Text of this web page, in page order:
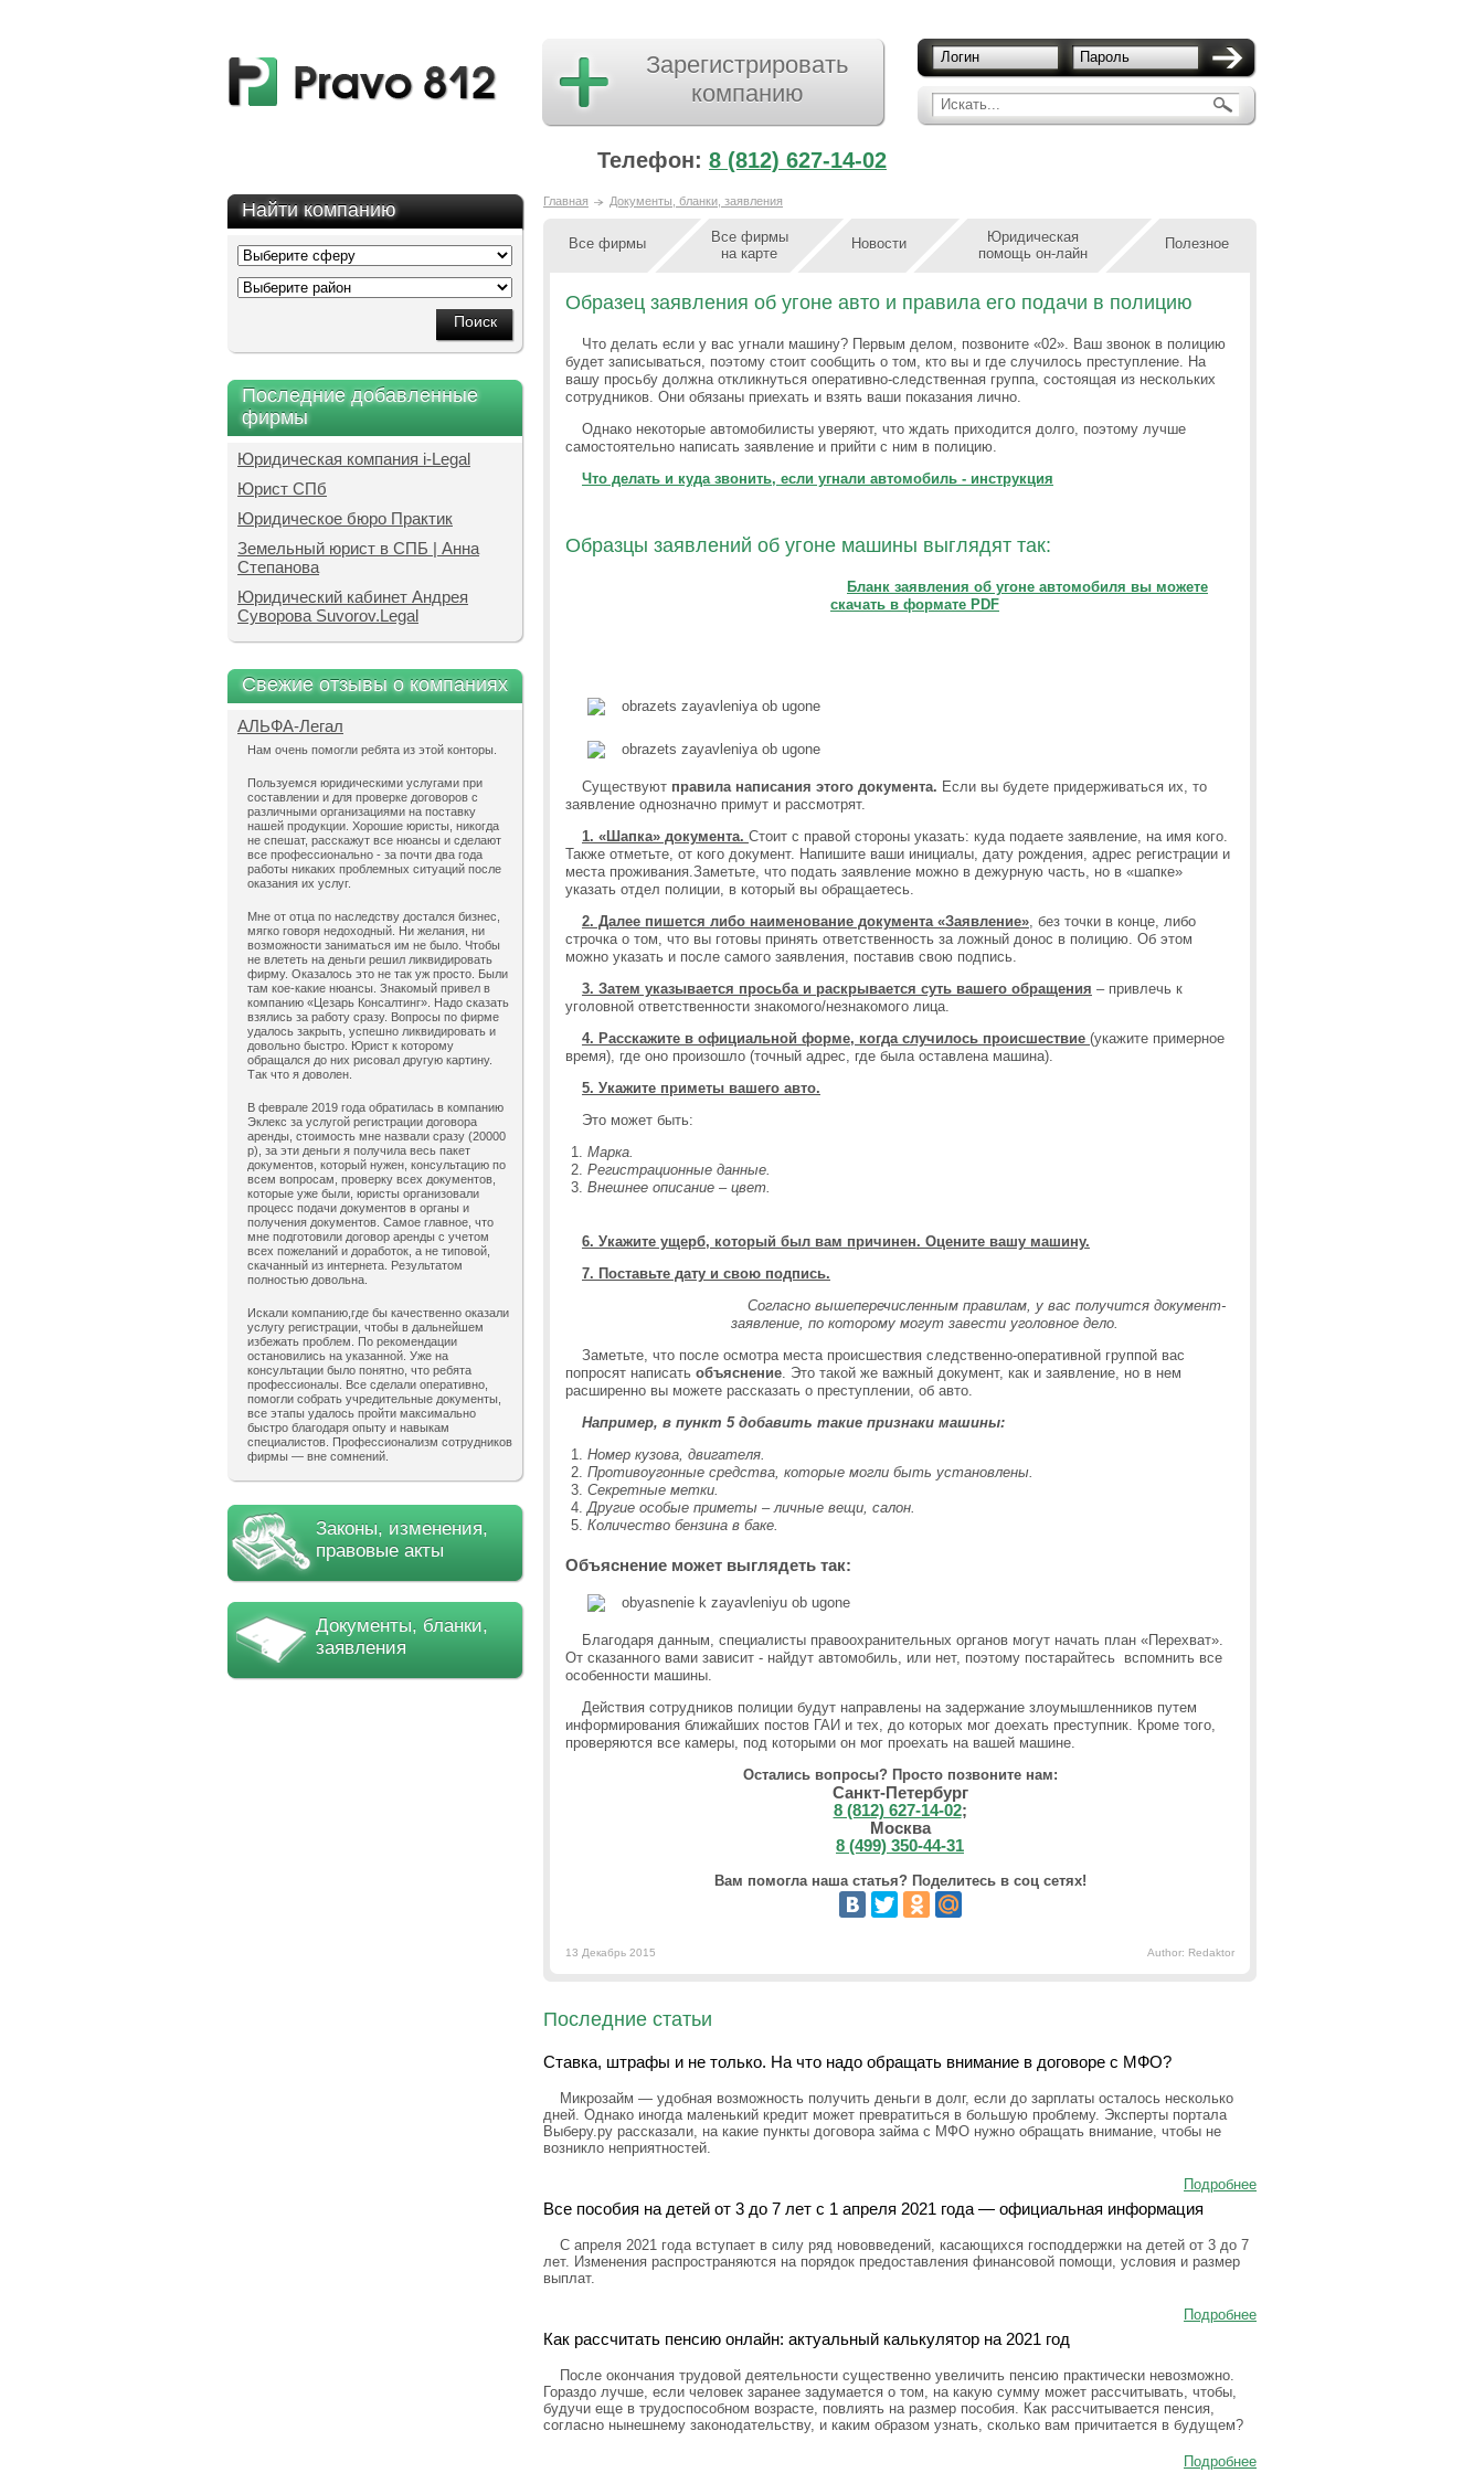
Искать...
Логин Пароль
Зарегистрировать
компанию
Телефон: 8 (812) 627-14-02
Найти компанию
Последние добавленные
фирмы
Юридическая компания i-Legal
Юрист СПб
Юридическое бюро Практик
Земельный юрист в СПБ | Анна
Степанова
Юридический кабинет Андрея
Суворова Suvorov.Legal
Свежие отзывы о компаниях
АЛЬФА-Легал
Нам очень помогли ребята из этой конторы.
Пользуемся юридическими услугами при
составлении и для проверке договоров с
различными организациями на поставку
нашей продукции. Хорошие юристы, никогда
не спешат, расскажут все нюансы и сделают
все профессионально - за почти два года
работы никаких проблемных ситуаций после
оказания их услуг.
Мне от отца по наследству достался бизнес,
мягко говоря недоходный. Ни желания, ни
возможности заниматься им не было. Чтобы
не влететь на деньги решил ликвидировать
фирму. Оказалось это не так уж просто. Были
там кое-какие нюансы. Знакомый привел в
компанию «Цезарь Консалтинг». Надо сказать
взялись за работу сразу. Вопросы по фирме
удалось закрыть, успешно ликвидировать и
довольно быстро. Юрист к которому
обращался до них рисовал другую картину.
Так что я доволен.
В феврале 2019 года обратилась в компанию
Эклекс за услугой регистрации договора
аренды, стоимость мне назвали сразу (20000
р), за эти деньги я получила весь пакет
документов, который нужен, консультацию по
всем вопросам, проверку всех документов,
которые уже были, юристы организовали
процесс подачи документов в органы и
получения документов. Самое главное, что
мне подготовили договор аренды с учетом
всех пожеланий и доработок, а не типовой,
скачанный из интернета. Результатом
полностью довольна.
Искали компанию,где бы качественно оказали
услугу регистрации, чтобы в дальнейшем
избежать проблем. По рекомендации
остановились на указанной. Уже на
консультации было понятно, что ребята
профессионалы. Все сделали оперативно,
помогли собрать учредительные документы,
все этапы удалось пройти максимально
быстро благодаря опыту и навыкам
специалистов. Профессионализм сотрудников
фирмы — вне сомнений.
Законы, изменения,
правовые акты
Документы, бланки,
заявления
Главная Документы, бланки, заявления
Все фирмы
Все фирмы
на карте
Новости
Юридическая
помощь он-лайн
Полезное
Образец заявления об угоне авто и правила его подачи в полицию
Что делать если у вас угнали машину? Первым делом, позвоните «02». Ваш звонок в полицию
будет записываться, поэтому стоит сообщить о том, кто вы и где случилось преступление. На
вашу просьбу должна откликнуться оперативно-следственная группа, состоящая из нескольких
сотрудников. Они обязаны приехать и взять ваши показания лично.
Однако некоторые автомобилисты уверяют, что ждать приходится долго, поэтому лучше
самостоятельно написать заявление и прийти с ним в полицию.
Что делать и куда звонить, если угнали автомобиль - инструкция
Образцы заявлений об угоне машины выглядят так:
Бланк заявления об угоне автомобиля вы можете
скачать в формате PDF
Существуют правила написания этого документа. Если вы будете придерживаться их, то
заявление однозначно примут и рассмотрят.
1. «Шапка» документа. Стоит с правой стороны указать: куда подаете заявление, на имя кого.
Также отметьте, от кого документ. Напишите ваши инициалы, дату рождения, адрес регистрации и
места проживания.Заметьте, что подать заявление можно в дежурную часть, но в «шапке»
указать отдел полиции, в который вы обращаетесь.
2. Далее пишется либо наименование документа «Заявление», без точки в конце, либо
строчка о том, что вы готовы принять ответственность за ложный донос в полицию. Об этом
можно указать и после самого заявления, поставив свою подпись.
3. Затем указывается просьба и раскрывается суть вашего обращения – привлечь к
уголовной ответственности знакомого/незнакомого лица.
4. Расскажите в официальной форме, когда случилось происшествие (укажите примерное
время), где оно произошло (точный адрес, где была оставлена машина).
5. Укажите приметы вашего авто.
Это может быть:
Марка.
Регистрационные данные.
Внешнее описание – цвет.
6. Укажите ущерб, который был вам причинен. Оцените вашу машину.
7. Поставьте дату и свою подпись.
Согласно вышеперечисленным правилам, у вас получится документ-
заявление, по которому могут завести уголовное дело.
Заметьте, что после осмотра места происшествия следственно-оперативной группой вас
попросят написать объяснение. Это такой же важный документ, как и заявление, но в нем
расширенно вы можете рассказать о преступлении, об авто.
Например, в пункт 5 добавить такие признаки машины:
Номер кузова, двигателя.
Противоугонные средства, которые могли быть установлены.
Секретные метки.
Другие особые приметы – личные вещи, салон.
Количество бензина в баке.
Объяснение может выглядеть так:
Благодаря данным, специалисты правоохранительных органов могут начать план «Перехват».
От сказанного вами зависит - найдут автомобиль, или нет, поэтому постарайтесь вспомнить все
особенности машины.
Действия сотрудников полиции будут направлены на задержание злоумышленников путем
информирования ближайших постов ГАИ и тех, до которых мог доехать преступник. Кроме того,
проверяются все камеры, под которыми он мог проехать на вашей машине.
Остались вопросы? Просто позвоните нам:
Санкт-Петербург
8 (812) 627-14-02;
Москва
8 (499) 350-44-31
Вам помогла наша статья? Поделитесь в соц сетях!
13 Декабрь 2015 Author: Redaktor
Последние статьи
Ставка, штрафы и не только. На что надо обращать внимание в договоре с МФО?
Микрозайм — удобная возможность получить деньги в долг, если до зарплаты осталось несколько
дней. Однако иногда маленький кредит может превратиться в большую проблему. Эксперты портала
Выберу.ру рассказали, на какие пункты договора займа с МФО нужно обращать внимание, чтобы не
возникло неприятностей.
Подробнее
Все пособия на детей от 3 до 7 лет с 1 апреля 2021 года — официальная информация
С апреля 2021 года вступает в силу ряд нововведений, касающихся господдержки на детей от 3 до 7
лет. Изменения распространяются на порядок предоставления финансовой помощи, условия и размер
выплат.
Подробнее
Как рассчитать пенсию онлайн: актуальный калькулятор на 2021 год
После окончания трудовой деятельности существенно увеличить пенсию практически невозможно.
Гораздо лучше, если человек заранее задумается о том, на какую сумму может рассчитывать, чтобы,
будучи еще в трудоспособном возрасте, повлиять на размер пособия. Как рассчитывается пенсия,
согласно нынешнему законодательству, и каким образом узнать, сколько вам причитается в будущем?
Подробнее